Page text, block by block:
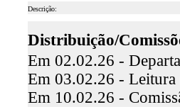
Descrição:
Distribuição/
Em 02.02.26 -
Em 03.02.26 - Leitura
Em 10.02.26 -